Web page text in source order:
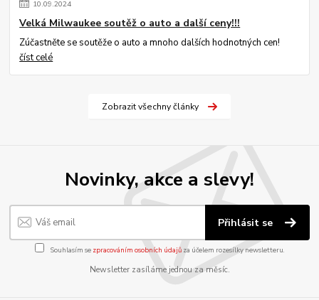
10.09.2024
Velká Milwaukee soutěž o auto a další ceny!!!
Zúčastněte se soutěže o auto a mnoho dalších hodnotných cen!
číst celé
Zobrazit všechny články
Novinky, akce a slevy!
Přihlásit se
Souhlasím se zpracováním osobních údajůza účelem rozesílky newsletteru.
Newsletter zasíláme jednou za měsíc.